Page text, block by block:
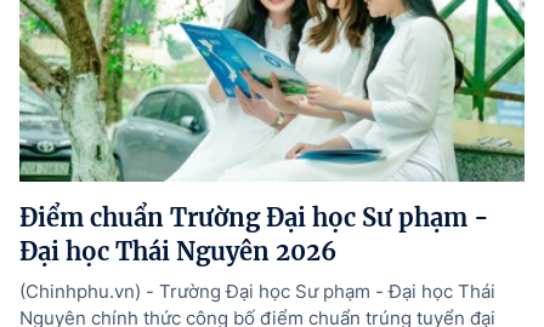
Điểm chuẩn Trường Đại học Sư phạm -
Đại học Thái Nguyên 2026
(Chinhphu.vn) - Trường Đại học Sư phạm - Đại học Thái
Nguyên chính thức công bố điểm chuẩn trúng tuyển đại